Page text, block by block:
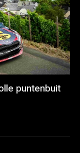
puntenbuit